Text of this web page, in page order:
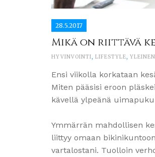
28.5.2017
Mikä on riittävä
HYVINVOINTI, LIFESTYLE, YLEINEN
Ensi viikolla korkataan
Miten pääsisi eroon
kävellä ylpeänä
Ymmärrän mahdollisen
liittyy omaan
vartalostani. Tuolloin